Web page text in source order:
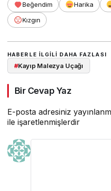
Beğendim Harika
Kızgın
HABERLE ILGILI DAHA FAZLASI
#Kayıp Malezya Uçağı
Bir Cevap Yaz
E-posta adresiniz
ile işaretlenmişlerdir